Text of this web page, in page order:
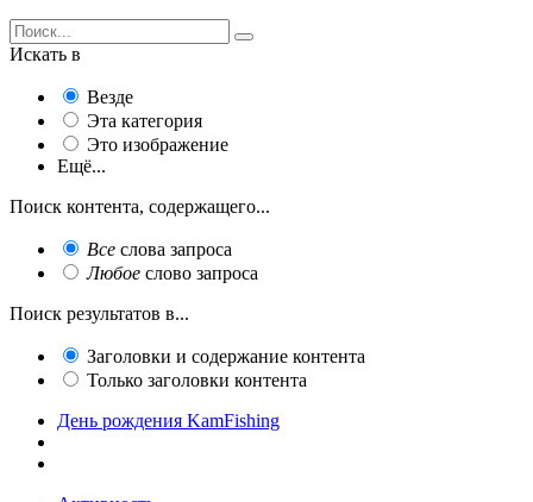
Искать в
Везде
Эта категория
Это изображение
Ещё...
Поиск контента, содержащего...
Все слова запроса
Любое слово запроса
Поиск результатов в...
Заголовки и содержание контента
Только заголовки контента
День рождения KamFishing